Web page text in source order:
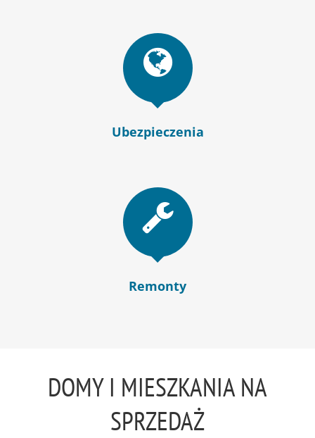
Ubezpieczenia
Remonty
DOMY I MIESZKANIA NA
SPRZEDAŻ